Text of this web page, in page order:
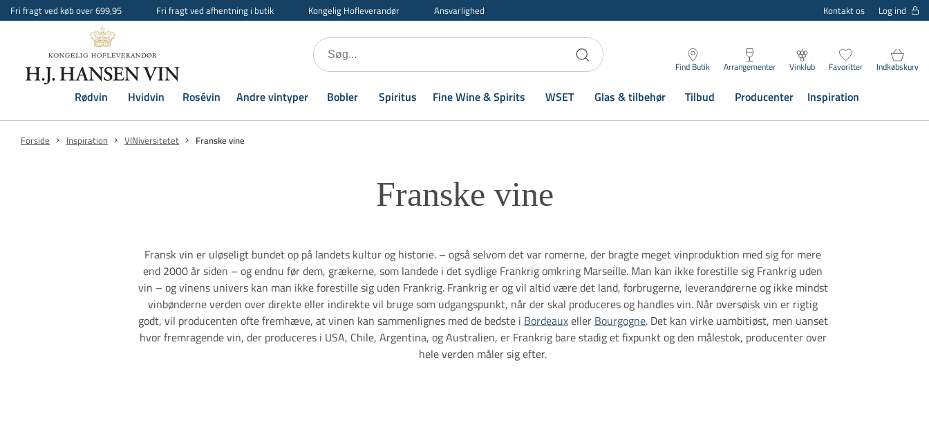
Fri fragt ved køb over 699,95 Fri fragt ved afhentning i butik Kongelig Hofleverandør Ansvarlighed Kontakt os Log ind
Find Butik Arrangementer Vinklub Favoritter Indkøbskurv
Rødvin Hvidvin Rosévin Andre vintyper Bobler Spiritus Fine Wine & Spirits WSET Glas & tilbehør Tilbud Producenter Inspiration
Forside Inspiration VINiversitetet Franske vine
Franske vine
Fransk vin er uløseligt bundet op på landets kultur og historie. – også selvom det var romerne, der bragte meget vinproduktion med sig for mere
end 2000 år siden – og endnu før dem, grækerne, som landede i det sydlige Frankrig omkring Marseille. Man kan ikke forestille sig Frankrig uden
vin – og vinens univers kan man ikke forestille sig uden Frankrig. Frankrig er og vil altid være det land, forbrugerne, leverandørerne og ikke mindst
vinbønderne verden over direkte eller indirekte vil bruge som udgangspunkt, når der skal produceres og handles vin. Når oversøisk vin er rigtig
godt, vil producenten ofte fremhæve, at vinen kan sammenlignes med de bedste i Bordeauxeller Bourgogne. Det kan virke uambitiøst, men uanset
hvor fremragende vin, der produceres i USA, Chile, Argentina, og Australien, er Frankrig bare stadig et fixpunkt og den målestok, producenter over
hele verden måler sig efter.